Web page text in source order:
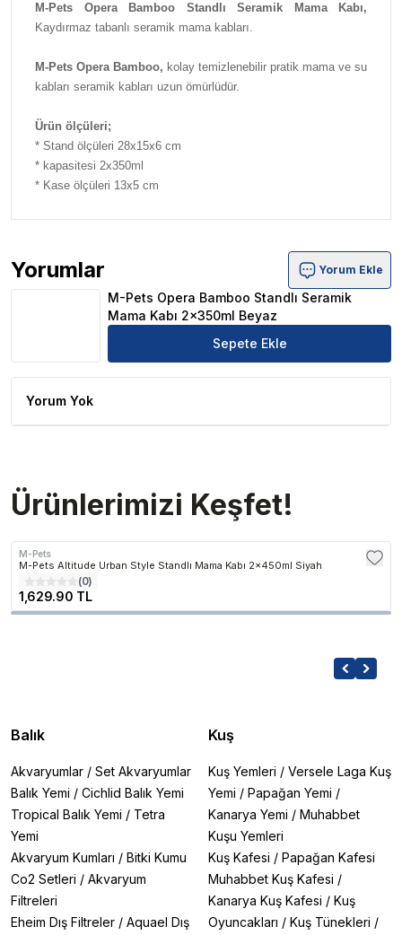
M-Pets Opera Bamboo Standlı Seramik Mama Kabı,
Kaydırmaz tabanlı seramik mama kabları.
M-Pets Opera Bamboo, kolay temizlenebilir pratik mama ve su
kabları seramik kabları uzun ömürlüdür.
Ürün ölçüleri;
* Stand ölçüleri 28x15x6 cm
* kapasitesi 2x350ml
* Kase ölçüleri 13x5 cm
Yorumlar
M-Pets Opera Bamboo Standlı Seramik Mama Kabı
Yorum Ekle
M-Pets Opera Bamboo Standlı Seramik
Mama Kabı 2x350ml Beyaz
Sepete Ekle
Yorum Yok
Ürünlerimizi Keşfet!
M-Pets
M-Pets Altitude Urban Style Standlı Mama Kabı 2x450ml Siyah
(0)
1,629.90 TL
Balık
Akvaryumlar / Set Akvaryumlar
Balık Yemi / Cichlid Balık Yemi
Tropical Balık Yemi / Tetra
Yemi
Akvaryum Kumları / Bitki Kumu
Co2 Setleri / Akvaryum
Filtreleri
Eheim Dış Filtreler / Aquael Dış
Kuş
Kuş Yemleri / Versele Laga Kuş
Yemi / Papağan Yemi /
Kanarya Yemi / Muhabbet
Kuşu Yemleri
Kuş Kafesi / Papağan Kafesi
Muhabbet Kuş Kafesi /
Kanarya Kuş Kafesi / Kuş
Oyuncakları / Kuş Tünekleri /